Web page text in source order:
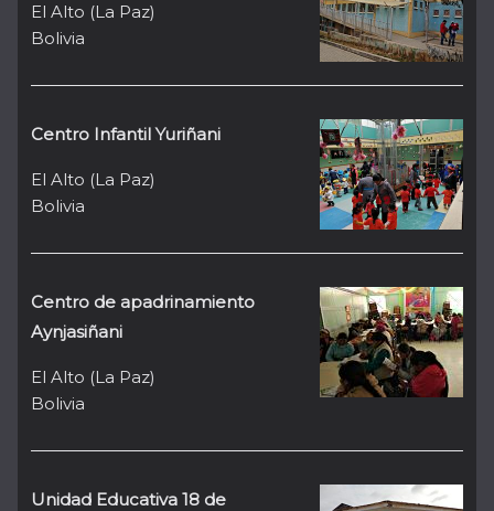
El Alto (La Paz)
Bolivia
Centro Infantil Yuriñani
El Alto (La Paz)
Bolivia
Centro de apadrinamiento
Aynjasiñani
El Alto (La Paz)
Bolivia
Unidad Educativa 18 de